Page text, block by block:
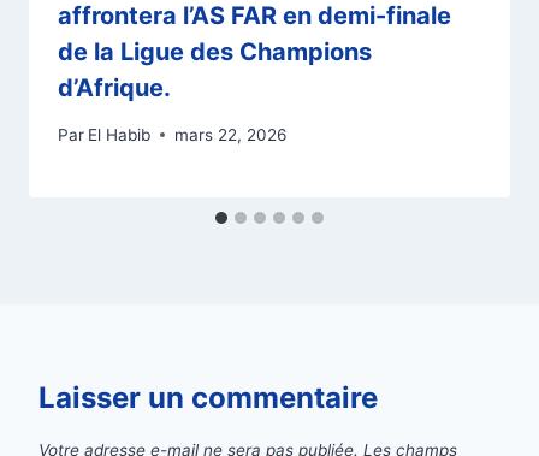
affrontera l’AS FAR en demi-finale
de la Ligue des Champions
d’Afrique.
Par El Habib mars 22, 2026
Laisser un commentaire
Votre adresse e-mail ne sera pas publiée. Les champs